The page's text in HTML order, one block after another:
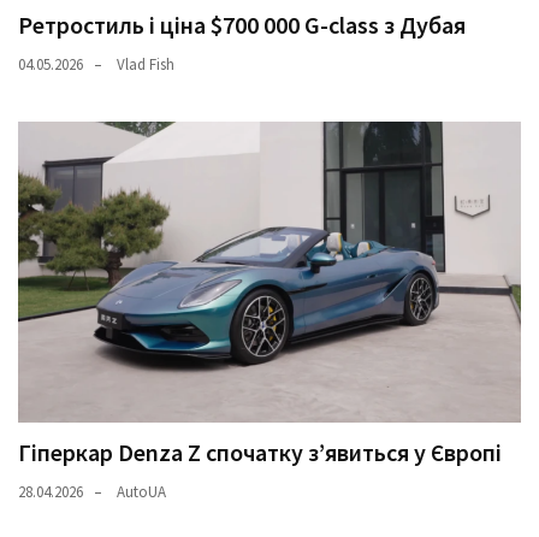
Ретростиль і ціна $700 000 G-class з Дубая
04.05.2026 Vlad Fish
Гіперкар Denza Z спочатку з’явиться у Європі
28.04.2026 AutoUA